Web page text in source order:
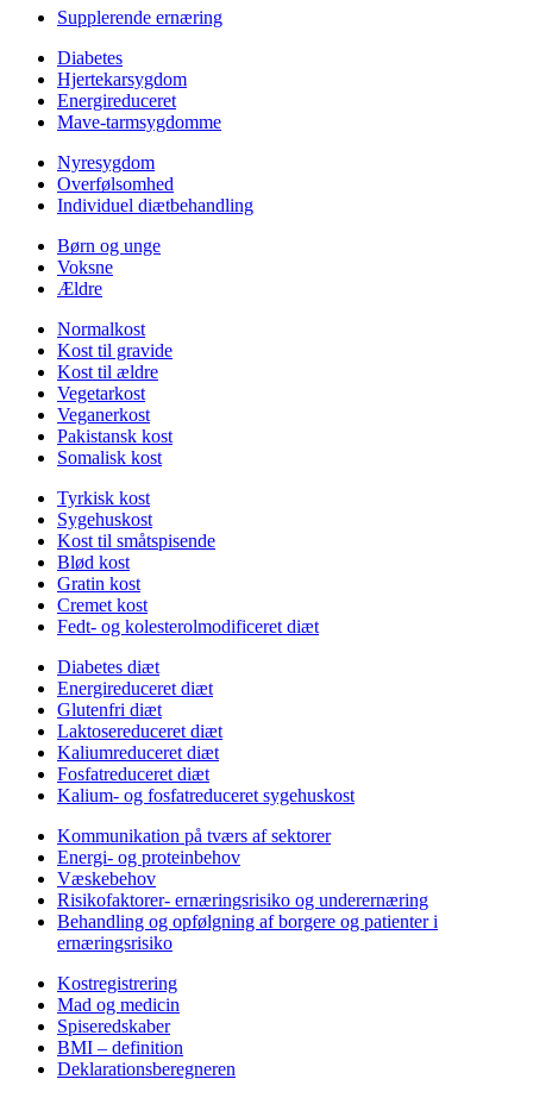
Supplerende ernæring
Diabetes
Hjertekarsygdom
Energireduceret
Mave-tarmsygdomme
Nyresygdom
Overfølsomhed
Individuel diætbehandling
Børn og unge
Voksne
Ældre
Normalkost
Kost til gravide
Kost til ældre
Vegetarkost
Veganerkost
Pakistansk kost
Somalisk kost
Tyrkisk kost
Sygehuskost
Kost til småtspisende
Blød kost
Gratin kost
Cremet kost
Fedt- og kolesterolmodificeret diæt
Diabetes diæt
Energireduceret diæt
Glutenfri diæt
Laktosereduceret diæt
Kaliumreduceret diæt
Fosfatreduceret diæt
Kalium- og fosfatreduceret sygehuskost
Kommunikation på tværs af sektorer
Energi- og proteinbehov
Væskebehov
Risikofaktorer- ernæringsrisiko og underernæring
Behandling og opfølgning af borgere og patienter i
ernæringsrisiko
Kostregistrering
Mad og medicin
Spiseredskaber
BMI – definition
Deklarationsberegneren